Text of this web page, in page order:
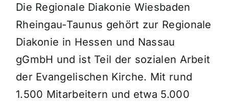
Die Regionale Diakonie Wiesbaden
Rheingau-Taunus gehört zur Regionale
Diakonie in Hessen und Nassau
gGmbH und ist Teil der sozialen Arbeit
der Evangelischen Kirche. Mit rund
1.500 Mitarbeitern und etwa 5.000